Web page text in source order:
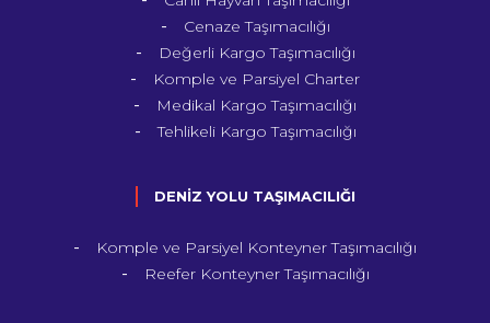
Cenaze Taşımacılığı
Değerli Kargo Taşımacılığı
Komple ve Parsiyel Charter
Medikal Kargo Taşımacılığı
Tehlikeli Kargo Taşımacılığı
DENİZ YOLU TAŞIMACILIĞI
Komple ve Parsiyel Konteyner Taşımacılığı
Reefer Konteyner Taşımacılığı